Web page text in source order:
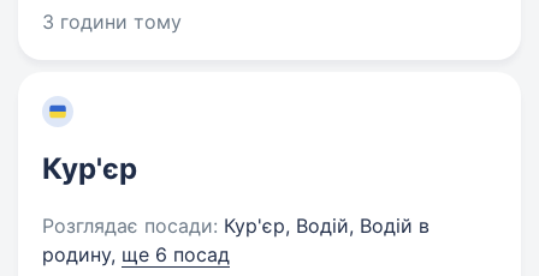
3 години тому
Кур'єр
Розглядає посади: Кур'єр, Водій, Водій в
родину, ще 6 посад